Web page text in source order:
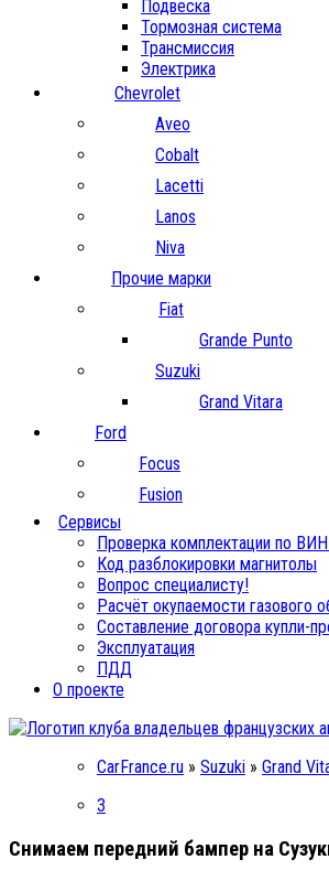
Подвеска
Тормозная система
Трансмиссия
Электрика
Chevrolet
Aveo
Cobalt
Lacetti
Lanos
Niva
Прочие марки
Fiat
Grande Punto
Suzuki
Grand Vitara
Ford
Focus
Fusion
Сервисы
Проверка комплектации по
Код разблокировки магнитолы
Вопрос специалисту!
Расчёт окупаемости газового
Составление договора купли-
Эксплуатация
ПДД
О проекте
CarFrance.ru » Suzuki » Grand
3
Снимаем передний бампер на